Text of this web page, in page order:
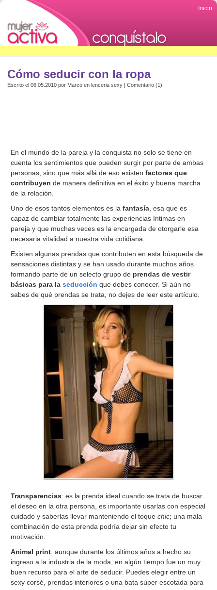
Inicio
Cómo seducir con la ropa
Escrito el 06.05.2010 por Marco en lenceria sexy | Comentario (1)
En el mundo de la pareja y la conquista no solo se tiene en
cuenta los sentimientos que pueden surgir por parte de ambas
personas, sino que más allá de eso existenfactores que
contribuyen de manera definitiva en el éxito y buena marcha
de la relación.
Uno de esos tantos elementos es lafantasía , esa que es
capaz de cambiar totalmente las experiencias íntimas en
pareja y que muchas veces es la encargada de otorgarle esa
necesaria vitalidad a nuestra vida cotidiana.
Existen algunas prendas que contributen en esta búsqueda de
sensaciones distintas y se han usado durante muchos años
formando parte de un selecto grupo de prendas de vestir
básicas para laseducción que debes conocer. Si aún no
sabes de qué prendas se trata, no dejes de leer este artículo.
Transparencias: es la prenda ideal cuando se trata de buscar
el deseo en la otra persona, es importante usarlas con especial
cuidado y saberlas llevar manteniendo el toquechic; una mala
combinación de esta prenda podría dejar sin efecto tu
motivación.
Animal print: aunque durante los últimos años a hecho su
ingreso a la industria de la moda, en algún tiempo fue un muy
buen recurso para el arte de seducir. Puedes elegir entre un
sexy corsé, prendas interiores o una bata súper escotada para